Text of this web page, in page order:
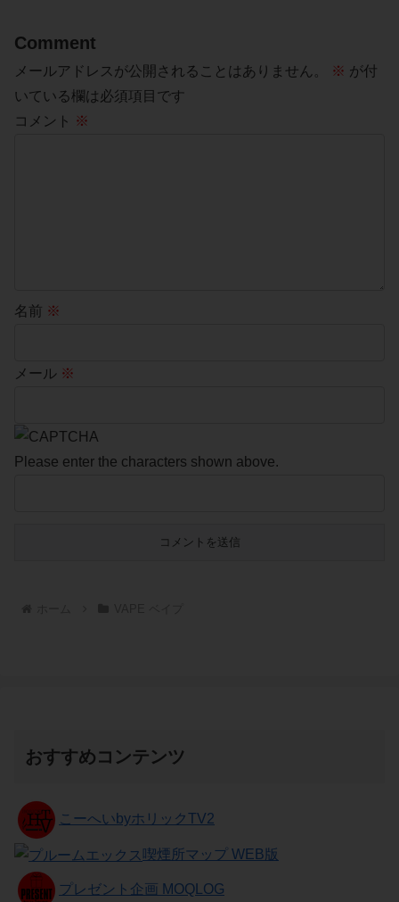
Comment
メールアドレスが公開されることはありません。 ※ が付
いている欄は必須項目です
コメント ※
名前 ※
メール ※
Please enter the characters shown above.
おすすめコンテンツ
こーへいbyホリックTV2
喫煙所マップ WEB版
プレゼント企画 MOQLOG